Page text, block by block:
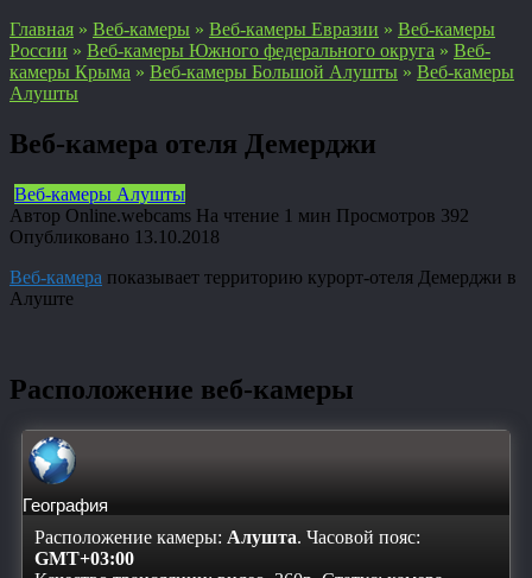
Главная » Веб-камеры » Веб-камеры Евразии » Веб-камеры
России » Веб-камеры Южного федерального округа » Веб-
камеры Крыма » Веб-камеры Большой Алушты » Веб-камеры
Алушты
Веб-камера отеля Демерджи
Веб-камеры Алушты
Автор Online.webcams На чтение 1 мин Просмотров 392
Опубликовано 13.10.2018
Веб-камера показывает территорию курорт-отеля Демерджи в
Алуште
Расположение веб-камеры
География
Расположение камеры: Алушта. Часовой пояс:
GMT+03:00